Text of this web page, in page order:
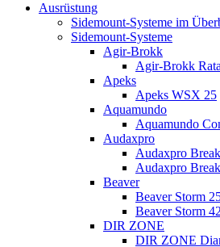
Ausrüstung
Sidemount-Systeme im
Sidemount-Systeme
Agir-Brokk
Agir-Brokk
Apeks
Apeks WSX 25
Aquamundo
Aquamundo
Audaxpro
Audaxpro
Audaxpro
Beaver
Beaver Storm
Beaver Storm
DIR ZONE
DIR ZONE